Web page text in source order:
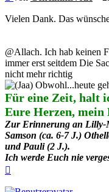
Vielen Dank. Das
@Allach. Ich hab keinen
immer erst seitdem Die
nicht mehr richtig
Obwohl...heute
Für eine Zeit, halt
Eure Herzen, mein
Zur Erinnerung an Lilly-
Samson (ca. 6-7 J.)
und Pauli (2 J.).
Ich werde Euch nie